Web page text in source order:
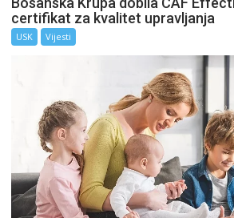
certifikat za kvalitet upravljanja
USK Vijesti